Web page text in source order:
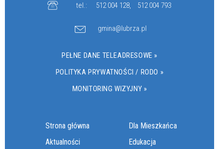
tel.: 512 004 128 512 004 793
gmina@lubrza.pl
PEŁNE DANE TELEADRESOWE »
POLITYKA PRYWATNOŚCI / RODO »
MONITORING WIZYJNY »
Strona główna
Aktualności
Dla Mieszkańca
Edukacja